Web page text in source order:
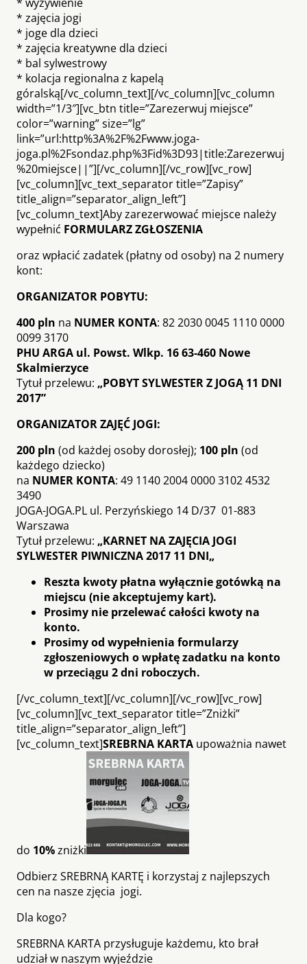
* zajęcia jogi
* joge dla dzieci
* zajęcia kreatywne dla dzieci
* bal sylwestrowy
* kolacja regionalna z kapelą
góralską[/vc_column_text][/vc_column][vc_column
width=”1/3″][vc_btn title=”Zarezerwuj miejsce”
color=”warning” size=”lg”
link=”url:http%3A%2F%2Fwww.joga-
joga.pl%2Fsondaz.php%3Fid%3D93|title:Zarezerwuj
%20miejsce||”][/vc_column][/vc_row][vc_row]
[vc_column][vc_text_separator title=”Zapisy”
title_align=”separator_align_left”]
[vc_column_text]Aby zarezerwować miejsce należy
wypełnić FORMULARZ ZGŁOSZENIA
oraz wpłacić zadatek (płatny od osoby) na 2 numery
kont:
ORGANIZATOR POBYTU:
400 pln na NUMER KONTA: 82 2030 0045 1110 0000
0099 3170
PHU ARGA ul. Powst. Wlkp. 16 63-460 Nowe
Skalmierzyce
Tytuł przelewu: „POBYT SYLWESTER Z JOGĄ 11 DNI
2017”
ORGANIZATOR ZAJĘĆ JOGI:
200 pln (od każdej osoby dorosłej); 100 pln (od
każdego dziecko)
na NUMER KONTA: 49 1140 2004 0000 3102 4532
3490
JOGA-JOGA.PL ul. Perzyńskiego 14 D/37 01-883
Warszawa
Tytuł przelewu: „KARNET NA ZAJĘCIA JOGI
SYLWESTER PIWNICZNA 2017 11 DNI„
Reszta kwoty płatna wyłącznie gotówką na
miejscu (nie akceptujemy kart).
Prosimy nie przelewać całości kwoty na
konto.
Prosimy od wypełnienia formularzy
zgłoszeniowych o wpłatę zadatku na konto
w przeciągu 2 dni roboczych.
[/vc_column_text][/vc_column][/vc_row][vc_row]
[vc_column][vc_text_separator title=”Zniżki”
title_align=”separator_align_left”]
[vc_column_text]SREBRNA KARTA upoważnia nawet
do 10%zniżki
Odbierz SREBRNĄ KARTĘ i korzystaj z najlepszych
cen na nasze zjęcia jogi.
Dla kogo?
SREBRNA KARTA przysługuje każdemu, kto brał
udział w naszym wyjeździe